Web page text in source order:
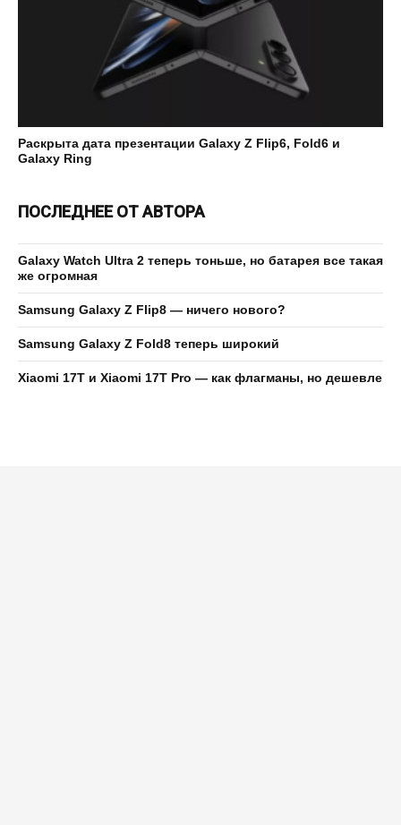
Раскрыта дата презентации Galaxy Z Flip6, Fold6 и
Galaxy Ring
ПОСЛЕДНЕЕ ОТ АВТОРА
Galaxy Watch Ultra 2 теперь тоньше, но батарея все такая
же огромная
Samsung Galaxy Z Flip8 — ничего нового?
Samsung Galaxy Z Fold8 теперь широкий
Xiaomi 17T и Xiaomi 17T Pro — как флагманы, но дешевле